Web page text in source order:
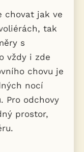
chovat jak ve
tak
s
vždy i zde
chovu je
nocí
Pro odchovy
prostor,